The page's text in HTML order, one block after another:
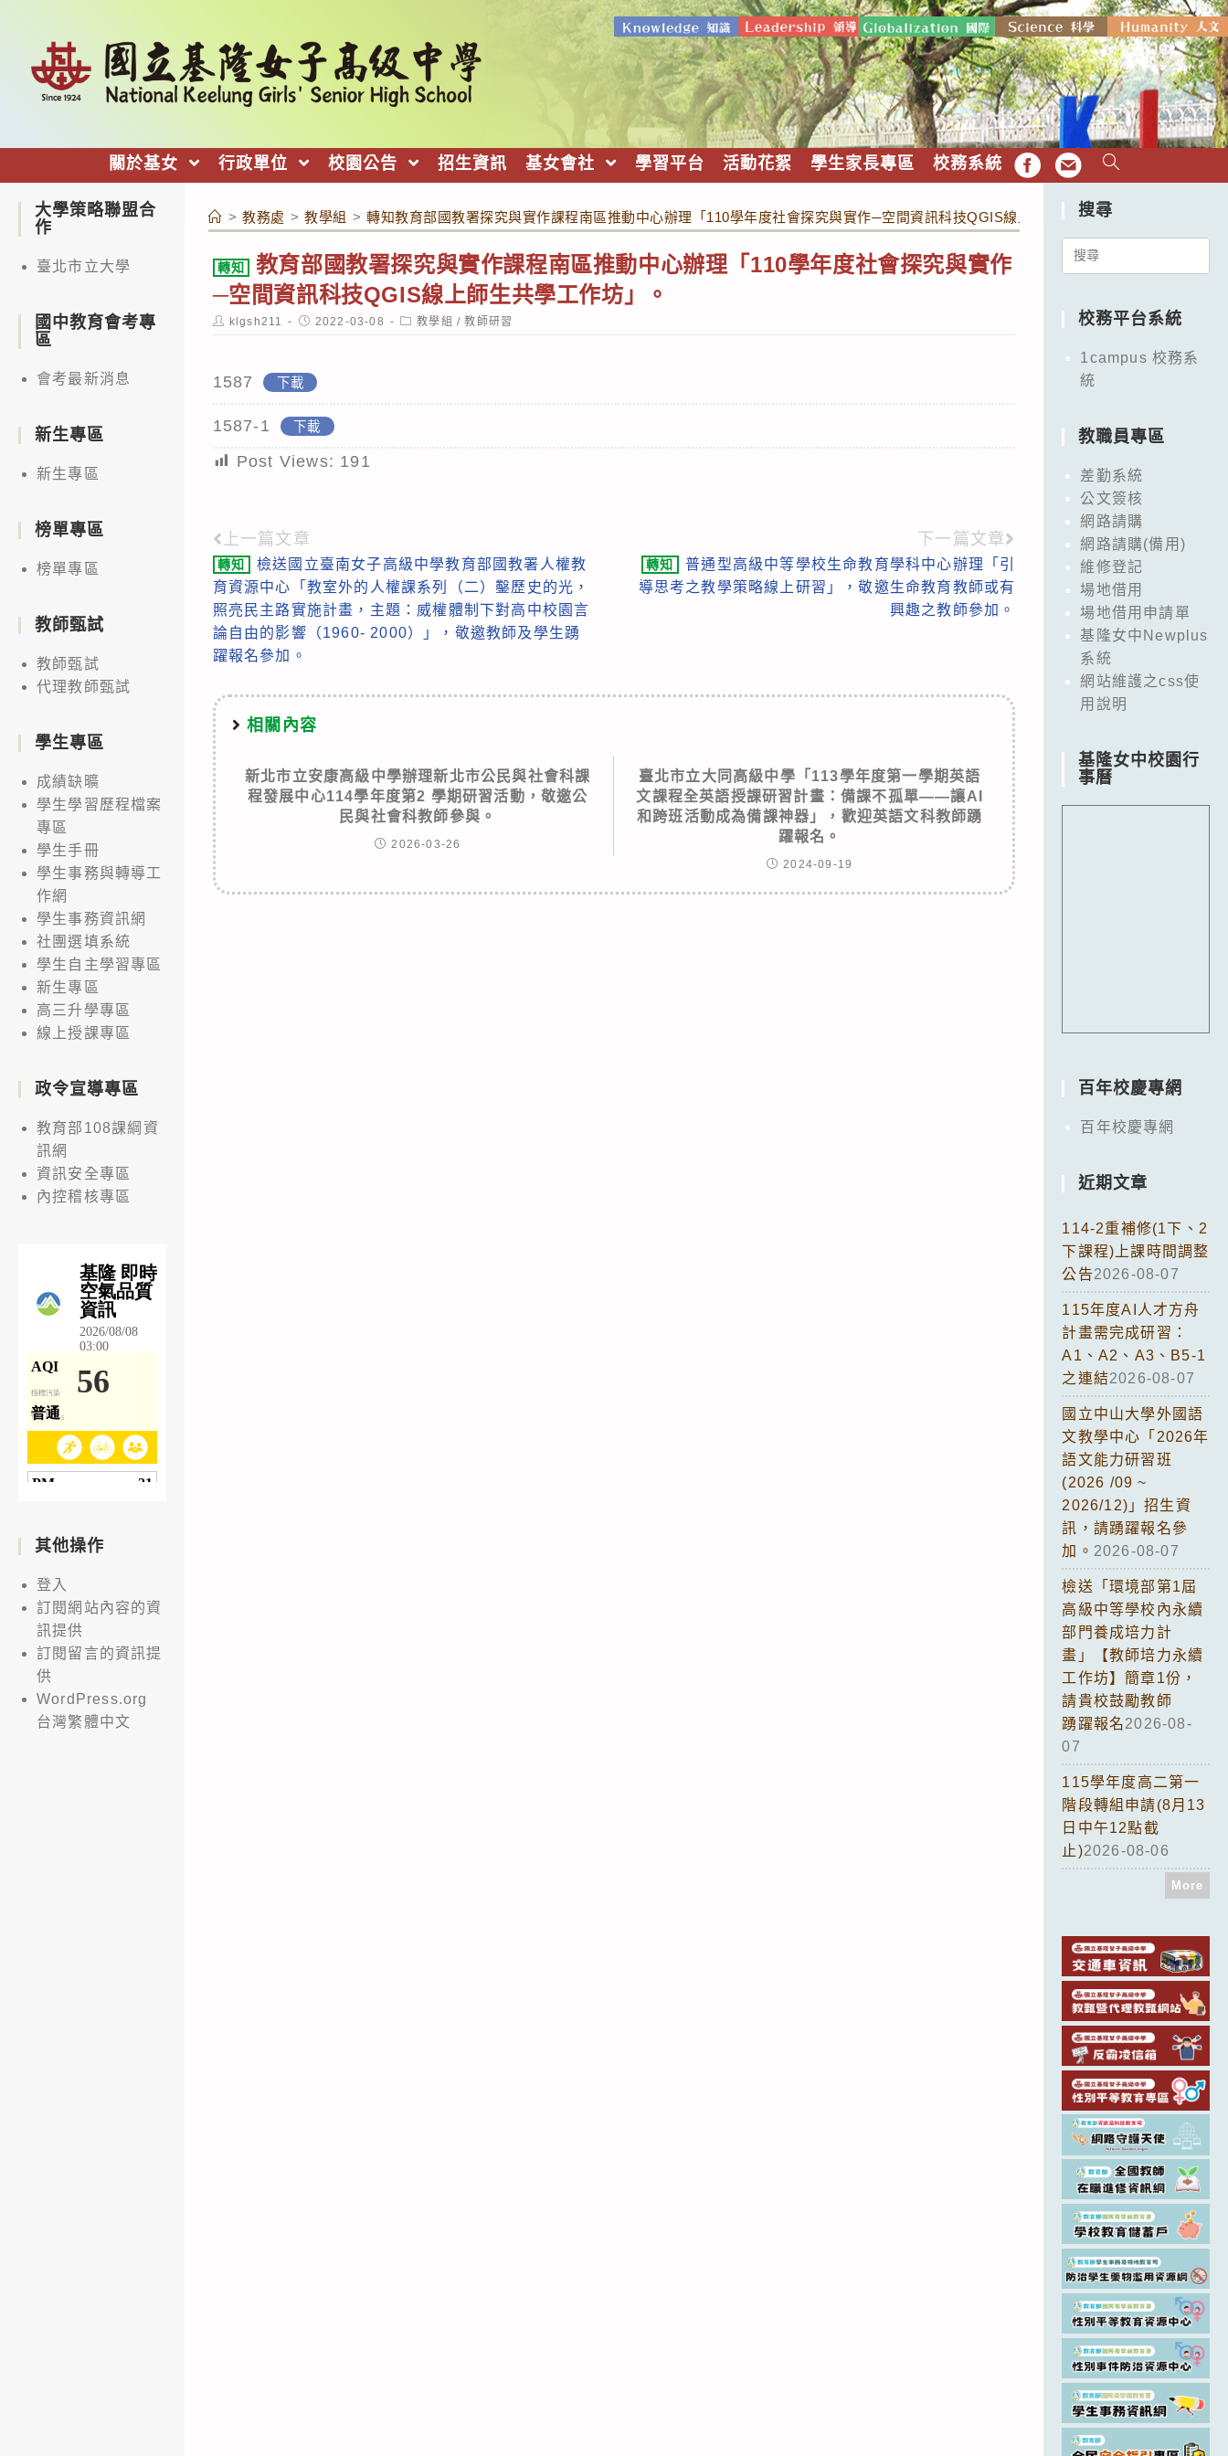
關於基女 行政單位 校園公告 招生資訊 基女會社 學習平台 活動花絮 學生家長專區 校務系統 FB EMAIL
> 教務處 > 教學組 > 轉知教育部國教署探究與實作課程南區推動中心辦理「110學年度社會探究與實作─空間資訊科技QGIS線上師生共學工作坊」。
轉知
教育部國教署探究與實作課程南區推動中心辦理「110學年度社會探究與實作
─空間資訊科技QGIS線上師生共學工作坊」。
Post
author:
klgsh211
Post
published:
2022-03-08
Post
category:
教學組 / 教師研習
1587 下載
1587-1 下載
Post Views: 191
Read
more
articles
上一篇文章
轉知
檢送國立臺南女子高級中學教育部國教署人權教
育資源中心「教室外的人權課系列（二）鑿歷史的光，
照亮民主路實施計畫，主題：威權體制下對高中校園言
論自由的影響（1960- 2000）」，敬邀教師及學生踴
躍報名參加。
下一篇文章
轉知
普通型高級中等學校生命教育學科中心辦理「引
導思考之教學策略線上研習」，敬邀生命教育教師或有
興趣之教師參加。
相關內容
新北市立安康高級中學辦理新北市公民與社會科課
程發展中心114學年度第2 學期研習活動，敬邀公
民與社會科教師參與。
2026-03-26
臺北市立大同高級中學「113學年度第一學期英語
文課程全英語授課研習計畫：備課不孤單——讓AI
和跨班活動成為備課神器」，歡迎英語文科教師踴
躍報名。
2024-09-19
大學策略聯盟合
作
臺北市立大學
國中教育會考專
區
會考最新消息
新生專區
新生專區
榜單專區
榜單專區
教師甄試
教師甄試
代理教師甄試
學生專區
成績缺曠
學生學習歷程檔案
專區
學生手冊
學生事務與轉導工
作網
學生事務資訊網
社團選填系統
學生自主學習專區
新生專區
高三升學專區
線上授課專區
政令宣導專區
教育部108課綱資
訊網
資訊安全專區
內控稽核專區
其他操作
登入
訂閱網站內容的資
訊提供
訂閱留言的資訊提
供
WordPress.org
台灣繁體中文
搜尋
Search
校務平台系統
1campus 校務系
統
教職員專區
差勤系統
公文簽核
網路請購
網路請購(備用)
維修登記
場地借用
場地借用申請單
基隆女中Newplus
系統
網站維護之css使
用說明
基隆女中校園行
事曆
百年校慶專網
百年校慶專網
近期文章
114-2重補修(1下、2
下課程)上課時間調整
公告2026-08-07
115年度AI人才方舟
計畫需完成研習：
A1、A2、A3、B5-1
之連結2026-08-07
國立中山大學外國語
文教學中心「2026年
語文能力研習班
(2026 /09 ~
2026/12)」招生資
訊，請踴躍報名參
加。 2026-08-07
檢送「環境部第1屆
高級中等學校內永續
部門養成培力計
畫」【教師培力永續
工作坊】簡章1份，
請貴校鼓勵教師
踴躍報名2026-08-
07
115學年度高二第一
階段轉組申請(8月13
日中午12點截
止)2026-08-06
More